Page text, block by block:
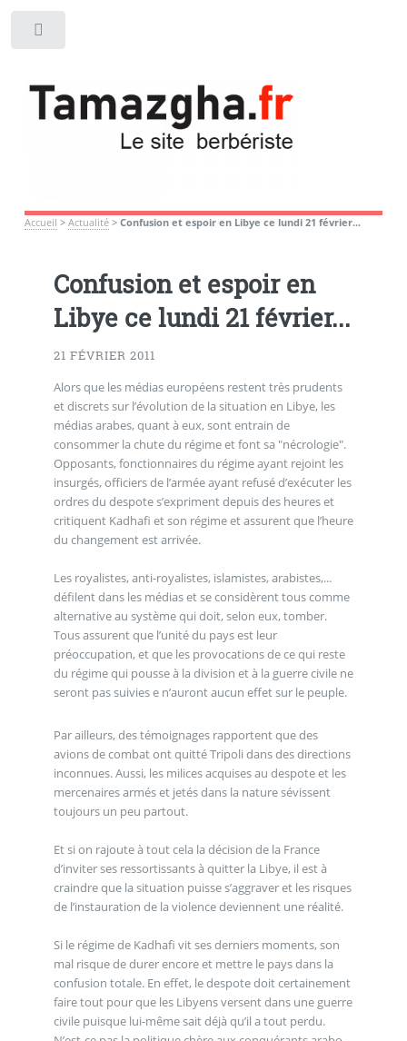
Accueil > Actualité> Confusion et espoir en Libye ce lundi 21 février...
Confusion et espoir en
Libye ce lundi 21 février...
21 FÉVRIER 2011
Alors que les médias européens restent très prudents
et discrets sur l’évolution de la situation en Libye, les
médias arabes, quant à eux, sont entrain de
consommer la chute du régime et font sa "nécrologie".
Opposants, fonctionnaires du régime ayant rejoint les
insurgés, officiers de l’armée ayant refusé d’exécuter les
ordres du despote s’expriment depuis des heures et
critiquent Kadhafi et son régime et assurent que l’heure
du changement est arrivée.
Les royalistes, anti-royalistes, islamistes, arabistes,...
défilent dans les médias et se considèrent tous comme
alternative au système qui doit, selon eux, tomber.
Tous assurent que l’unité du pays est leur
préoccupation, et que les provocations de ce qui reste
du régime qui pousse à la division et à la guerre civile ne
seront pas suivies e n’auront aucun effet sur le peuple.
Par ailleurs, des témoignages rapportent que des
avions de combat ont quitté Tripoli dans des directions
inconnues. Aussi, les milices acquises au despote et les
mercenaires armés et jetés dans la nature sévissent
toujours un peu partout.
Et si on rajoute à tout cela la décision de la France
d’inviter ses ressortissants à quitter la Libye, il est à
craindre que la situation puisse s’aggraver et les risques
de l’instauration de la violence deviennent une réalité.
Si le régime de Kadhafi vit ses derniers moments, son
mal risque de durer encore et mettre le pays dans la
confusion totale. En effet, le despote doit certainement
faire tout pour que les Libyens versent dans une guerre
civile puisque lui-même sait déjà qu’il a tout perdu.